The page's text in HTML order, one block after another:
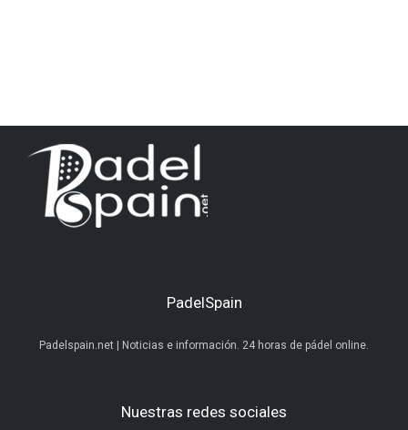
PadelSpain
Padelspain.net | Noticias e información. 24 horas de pádel online.
Nuestras redes sociales